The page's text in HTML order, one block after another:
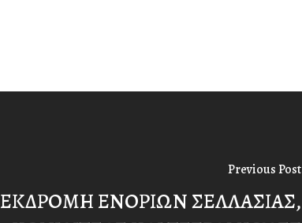
Previous Post
ΕΚΔΡΟΜΗ ΕΝΟΡΙΩΝ ΣΕΛΛΑΣΙΑΣ,